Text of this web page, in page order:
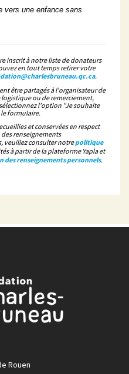
vers une enfance sans
inscrit à notre liste de donateurs
en tout temps retirer votre
.
être partagés à l'organisateur de
ou de remerciement,
l'option "Je souhaite
formulaire.
et conservées en respect
renseignements
veuillez consulter notrepolitique
à partir de la plateforme Yapla et
renseignements personnels.
Rouen